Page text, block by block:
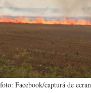
foto: Facebook/captură de ecran